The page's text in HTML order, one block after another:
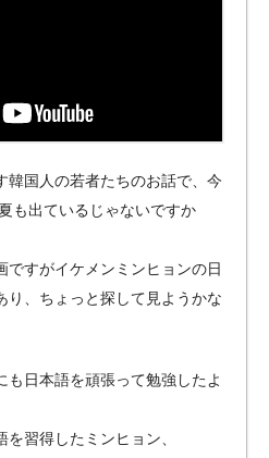
韓国人の若者たちのお話で、今
も出ているじゃないですか
ですがイケメンミンヒョンの日
り、ちょっと探して見ようかな
も日本語を頑張って勉強したよ
習得したミンヒョン、